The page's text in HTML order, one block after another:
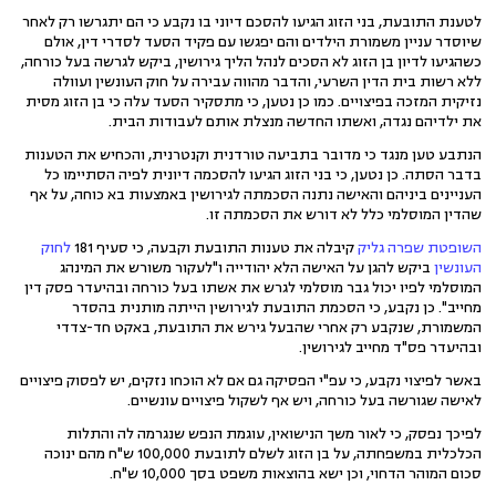
לטענת התובעת, בני הזוג הגיעו להסכם דיוני בו נקבע כי הם יתגרשו רק לאחר
שיוסדר עניין משמורת הילדים והם יפגשו עם פקיד הסעד לסדרי דין, אולם
כשהגיעו לדיון בן הזוג לא הסכים לנהל הליך גירושין, ביקש לגרשה בעל כורחה,
ללא רשות בית הדין השרעי, והדבר מהווה עבירה על חוק העונשין ועוולה
נזיקית המזכה בפיצויים. כמו כן נטען, כי מתסקיר הסעד עלה כי בן הזוג מסית
את ילדיהם נגדה, ואשתו החדשה מנצלת אותם לעבודות הבית.
הנתבע טען מנגד כי מדובר בתביעה טורדנית וקנטרנית, והכחיש את הטענות
בדבר הסתה. כן נטען, כי בני הזוג הגיעו להסכמה דיונית לפיה הסתיימו כל
העניינים ביניהם והאישה נתנה הסכמתה לגירושין באמצעות בא כוחה, על אף
שהדין המוסלמי כלל לא דורש את הסכמתה זו.
השופטת שפרה גליקקיבלה את טענות התובעת וקבעה, כי סעיף 181
לחוק
העונשין ביקש להגן על האישה הלא יהודייה ו"לעקור משורש את המינהג
המוסלמי לפיו יכול גבר מוסלמי לגרש את אשתו בעל כורחה ובהיעדר פסק דין
מחייב". כן נקבע, כי הסכמת התובעת לגירושין הייתה מותנית בהסדר
המשמורת, שנקבע רק אחרי שהבעל גירש את התובעת, באקט חד-צדדי
ובהיעדר פס"ד מחייב לגירושין.
באשר לפיצוי נקבע, כי עפ"י הפסיקה גם אם לא הוכחו נזקים, יש לפסוק פיצויים
לאישה שגורשה בעל כורחה, ויש אף לשקול פיצויים עונשיים.
לפיכך נפסק, כי לאור משך הנישואין, עוגמת הנפש שנגרמה לה והתלות
הכלכלית במשפחתה, על בן הזוג לשלם לתובעת 100,000 ש"ח מהם ינוכה
סכום המוהר הדחוי, וכן ישא בהוצאות משפט בסך 10,000 ש"ח.